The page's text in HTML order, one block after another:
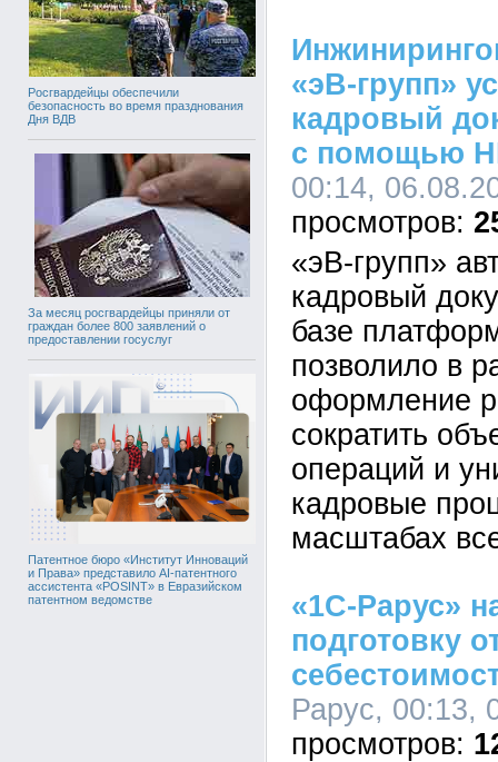
Росгвардейцы обеспечили
безопасность во время празднования
Дня ВДВ
За месяц росгвардейцы приняли от
граждан более 800 заявлений о
предоставлении госуслуг
Патентное бюро «Институт Инноваций
и Права» представило AI-патентного
ассистента «POSINT» в Евразийском
патентном ведомстве
«эВ-групп»
кадровый
с помощью
00:14,
«эВ-групп»
кадровый
базе
позволило в
оформление
сократить
операций и
кадровые
масштабах
«1С-Рарус»
подготовку
Рарус, 00:13,